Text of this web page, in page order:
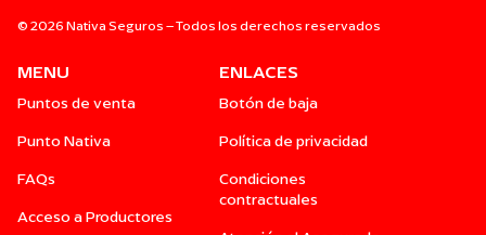
© 2026 Nativa Seguros – Todos los derechos reservados
MENU
Puntos de venta
Punto Nativa
FAQs
Acceso a Productores
ENLACES
Botón de baja
Política de privacidad
Condiciones
contractuales